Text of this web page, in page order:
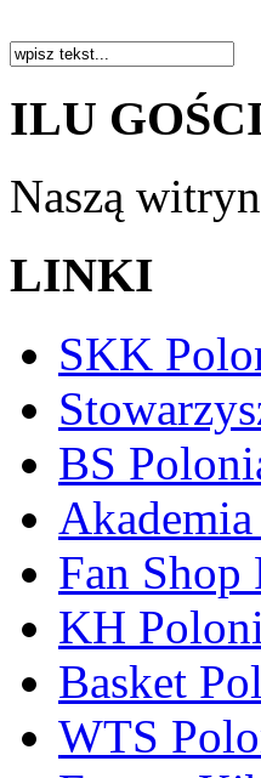
ILU
Naszą
LINKI
SKK
BS
Fan
KH
Basket
WTS